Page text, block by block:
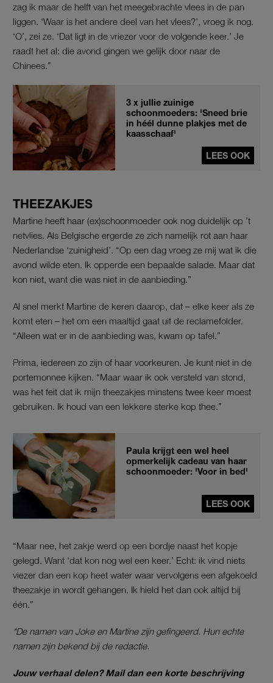
zag ik maar de helft van het meegebrachte vlees in de pan
liggen. ‘Waar is het andere deel van het vlees?’, vroeg ik nog.
‘O’, zei ze. ‘Dat ligt in de vriezer voor de volgende keer.’ Je
raadt het al: die avond gingen we gelijk door naar de
Chinees.”
3 x jullie zuinige
schoonmoeders: 'Sneed brie
in héél dunne plakjes met de
kaasschaaf'
LEES OOK
THEEZAKJES
Martine heeft haar (ex)schoonmoeder ook nog duidelijk op ’t
netvlies. Als Belgische ergerde ze zich namelijk rot aan haar
Nederlandse ‘zuinigheid’. “Op een dag vroeg ze mij wat ik die
avond wilde eten. Ik opperde een bepaalde salade. Maar dat
kon niet, want die was niet in de aanbieding.”
Al snel merkt Martine de keren daarop, dat – elke keer als ze
komt eten – het om een maaltijd gaat uit de reclamefolder.
“Alleen wat er in de aanbieding was, kwam op tafel.”
Prima, iedereen zo zijn of haar voorkeuren. Je kunt niet in de
portemonnee kijken. “Maar waar ik ook versteld van stond,
was het feit dat ik mijn theezakjes minstens twee keer moest
gebruiken. Ik houd van een lekkere sterke kop thee.”
Paula krijgt een wel heel
opmerkelijk cadeau van haar
schoonmoeder: 'Voor in bed'
LEES OOK
“Maar nee, het zakje werd op een bordje naast het kopje
gelegd. Want ‘dat kon nog wel een keer.’ Echt: ik vind niets
viezer dan een kop heet water waar vervolgens een afgekoeld
theezakje in wordt gehangen. Ik hield het dan ook altijd bij
één.”
*De namen van Joke en Martine zijn gefingeerd. Hun echte
namen zijn bekend bij de redactie.
Jouw verhaal delen? Mail dan een korte beschrijving